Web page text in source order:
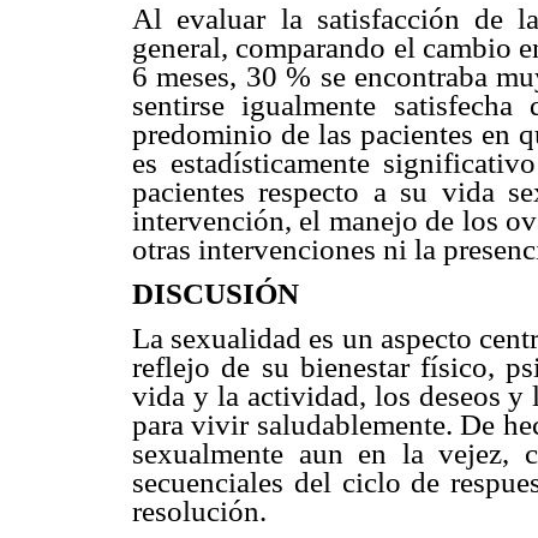
Al evaluar la satisfacción de
general, comparando el cambio
6 meses, 30 % se encontraba
sentirse igualmente
predominio de las pacientes en
es estadísticamente
pacientes respecto a su vida
intervención, el manejo de los
otras intervenciones ni la
DISCUSIÓN
La sexualidad es un aspecto
reflejo de su bienestar físico,
vida y la actividad, los deseos y
para vivir saludablemente. De
sexualmente aun en la vejez,
secuenciales del ciclo de
resolución.